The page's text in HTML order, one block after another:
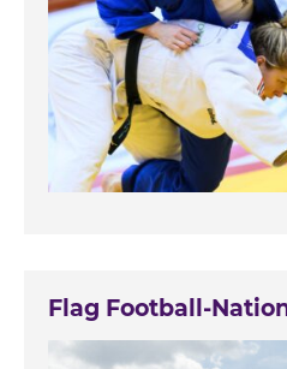
Flag Football-